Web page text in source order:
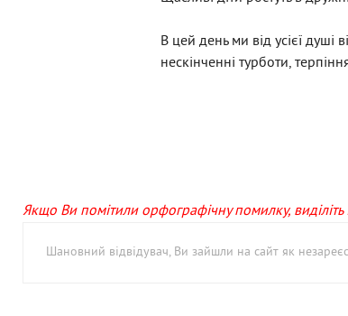
В цей день ми від усієї душі
нескінченні турботи,
Якщо Ви помітили орфографічну помилку, виділіть
Шановний відвідувач, Ви зайшли на сайт як